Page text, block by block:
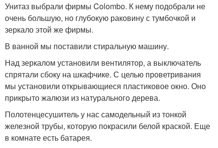
Унитаз выбрали фирмы Colombo. К нему подобрали не
очень большую, но глубокую раковину с тумбочкой и
зеркало этой же фирмы.
В ванной мы поставили стиральную машину.
Над зеркалом установили вентилятор, а выключатель
спрятали сбоку на шкафчике. С целью проветривания
мы установили открывающиеся пластиковое окно. Оно
прикрыто жалюзи из натурального дерева.
Полотенцесушитель у нас самодельный из тонкой
железной трубы, которую покрасили белой краской. Еще
в комнате есть батарея.